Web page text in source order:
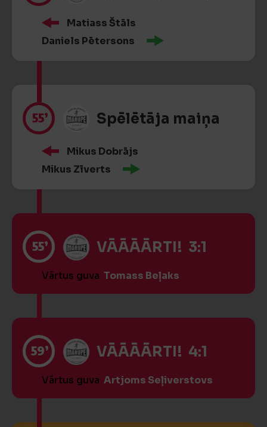
Matiass Štāls
Daniels Pētersons
55’ Spēlētāja maiņa
Mikus Dobrājs
Mikus Zīverts
55’ VĀĀĀĀRTI! 3:1
Vārtus guva Tomass Beļaks
59’ VĀĀĀĀRTI! 4:1
Vārtus guva Artjoms Seļiverstovs